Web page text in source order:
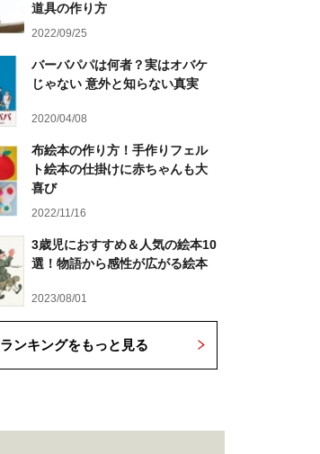
道具の作り方
2022/09/25
バーバパパは何者？実はオバケ
じゃない 意外と知らない真実
2020/04/08
布絵本の作り方！手作りフェル
ト絵本の仕掛けに赤ちゃんも大
喜び
2022/11/16
3歳児におすすめ＆人気の絵本10
選！物語から感性が広がる絵本
2023/08/01
ランキングをもっと見る